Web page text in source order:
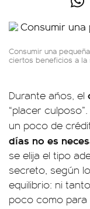
Consumir una
ciertos beneficios a la
Durante años, el
“placer
un poco de
días no es
se elija el tipo
secreto, según
equilibrio: ni
poco como para